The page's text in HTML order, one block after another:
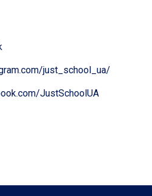
just_school_ua/
JustSchoolUA